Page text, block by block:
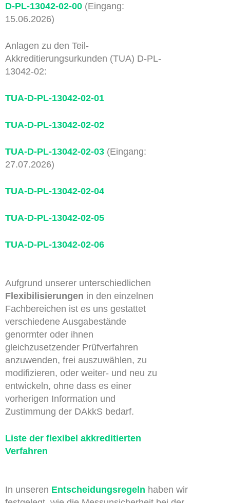
D-PL-13042-02-00 (Eingang:
15.06.2026)
Anlagen zu den Teil-
Akkreditierungsurkunden (TUA) D-PL-
13042-02:
TUA-D-PL-13042-02-01
TUA-D-PL-13042-02-02
TUA-D-PL-13042-02-03 (Eingang:
27.07.2026)
TUA-D-PL-13042-02-04
TUA-D-PL-13042-02-05
TUA-D-PL-13042-02-06
Aufgrund unserer unterschiedlichen
Flexibilisierungen in den einzelnen
Fachbereichen ist es uns gestattet
verschiedene Ausgabestände
genormter oder ihnen
gleichzusetzender Prüfverfahren
anzuwenden, frei auszuwählen, zu
modifizieren, oder weiter- und neu zu
entwickeln, ohne dass es einer
vorherigen Information und
Zustimmung der DAkkS bedarf.
Liste der flexibel akkreditierten
Verfahren
In unseren Entscheidungsregeln haben wir